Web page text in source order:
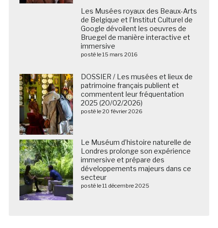
Les Musées royaux des Beaux-Arts de Belgique et
l’Institut Culturel de Google dévoilent les oeuvres de
Bruegel de manière interactive et immersive
DOSSIER / Les musées et lieux de
patrimoine français publient et
2025 (20/02/2026)
posté le 20 février 2026
Le Muséum d’histoire naturelle de
développements majeurs dans ce
secteur
posté le 11 décembre 2025